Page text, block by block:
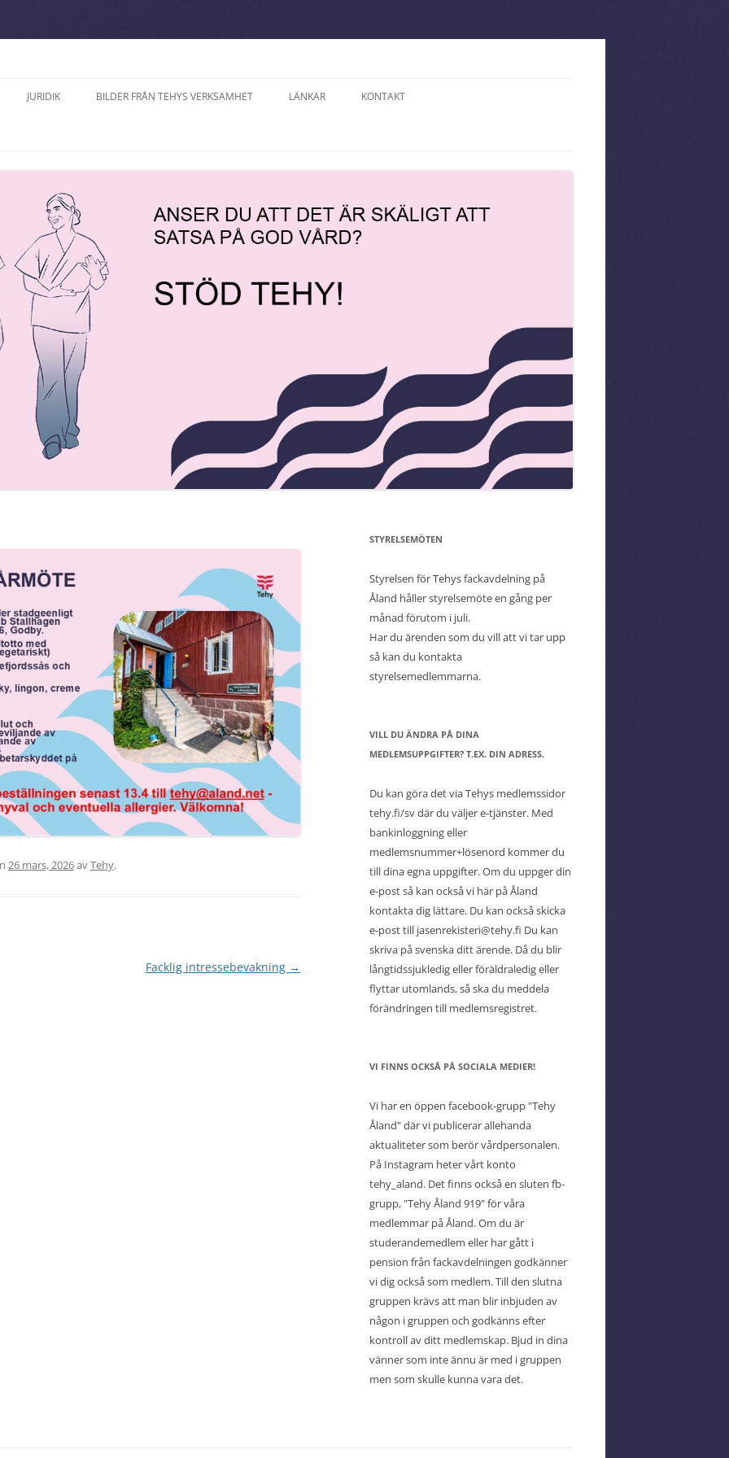
MODERAT SAMLING
ÅLANDS
2024
JURIDIK
TJÄNSTEKOLLEKTIVAVTAL
LANDSKAPETS
TJÄNSTEKOLLEKTIVAVTAL
KOLLEKTIVAVTAL SOM GÄLLER PÅ
ARBETSPLATSER MED
VÅRDPERSONAL PÅ ÅLAND
PROMEMORIOR
BRA ATT VETA OM
JÄMSTÄLLDHETSLAGEN
REGLER OM STREJK
VIKTIGA BESTÄMMELSER OM
JÄMSTÄLLDHET I 6 § FINLANDS
GRUNDLAG
NÖDARBETE
BILDER FRÅN TEHYS VERKSAMHET
2021
FESTEN ”15 ÅR MED
LÄNKAR KONTAKT
26 mars, 2026avTehy.
Facklig intressebevakning →
STYRELSEMÖTEN
Styrelsen för Tehys fackavdelning på
Åland håller styrelsemöte en gång per
månad förutom i juli.
Har du ärenden som du vill att vi tar upp
så kan du kontakta
styrelsemedlemmarna.
VILL DU ÄNDRA PÅ DINA
MEDLEMSUPPGIFTER? T.EX. DIN ADRESS.
Du kan göra det via Tehys medlemssidor
tehy.fi/sv där du väljer e-tjänster. Med
bankinloggning eller
medlemsnummer+lösenord kommer du
till dina egna uppgifter. Om du uppger din
e-post så kan också vi här på Åland
kontakta dig lättare. Du kan också skicka
e-post till jasenrekisteri@tehy.fi Du kan
skriva på svenska ditt ärende. Då du blir
långtidssjukledig eller föräldraledig eller
flyttar utomlands, så ska du meddela
förändringen till medlemsregistret.
VI FINNS OCKSÅ PÅ SOCIALA MEDIER!
Vi har en öppen facebook-grupp "Tehy
Åland" där vi publicerar allehanda
aktualiteter som berör vårdpersonalen.
På Instagram heter vårt konto
tehy_aland. Det finns också en sluten fb-
grupp, "Tehy Åland 919" för våra
medlemmar på Åland. Om du är
studerandemedlem eller har gått i
pension från fackavdelningen godkänner
vi dig också som medlem. Till den slutna
gruppen krävs att man blir inbjuden av
någon i gruppen och godkänns efter
kontroll av ditt medlemskap. Bjud in dina
vänner som inte ännu är med i gruppen
men som skulle kunna vara det.